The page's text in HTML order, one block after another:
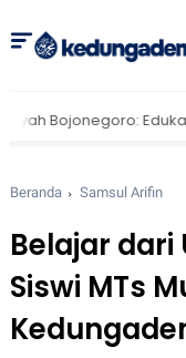
Edukasi
Beranda Samsul Arifin
Belajar dari
Siswi MTs